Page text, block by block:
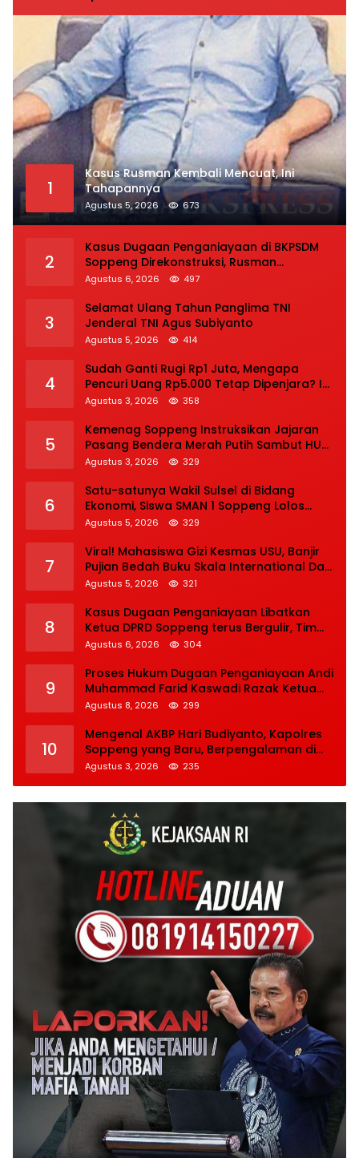
1
Kasus Rusman Kembali Mencuat, Ini
Tahapannya
Agustus 5, 2026 673
2
Kasus Dugaan Penganiayaan di BKPSDM
Soppeng Direkonstruksi, Rusman
Tegaskan Proses Hukum Terus Berjalan
Agustus 6, 2026 497
3
Selamat Ulang Tahun Panglima TNI
Jenderal TNI Agus Subiyanto
Agustus 5, 2026 414
4
Sudah Ganti Rugi Rp1 Juta, Mengapa
Pencuri Uang Rp5.000 Tetap Dipenjara? Ini
Pertimbangan Hakim
Agustus 3, 2026 358
5
Kemenag Soppeng Instruksikan Jajaran
Pasang Bendera Merah Putih Sambut HUT
Ke-81 RI
Agustus 3, 2026 329
6
Satu-satunya Wakil Sulsel di Bidang
Ekonomi, Siswa SMAN 1 Soppeng Lolos
Semifinal OSN Nasional 2026
Agustus 5, 2026 329
7
Viral! Mahasiswa Gizi Kesmas USU, Banjir
Pujian Bedah Buku Skala International Dari
70 Ribu Rupiah Referensi Akademik Dunia
Agustus 5, 2026 321
8
Kasus Dugaan Penganiayaan Libatkan
Ketua DPRD Soppeng terus Bergulir, Tim
INAFIS Polda Sulsel Gelar Rekonstruksi
Agustus 6, 2026 304
9
Proses Hukum Dugaan Penganiayaan Andi
Muhammad Farid Kaswadi Razak Ketua
DPRD Soppeng Fraksi Golkar Tetap
Agustus 8, 2026 299
10
Mengenal AKBP Hari Budiyanto, Kapolres
Soppeng yang Baru, Berpengalaman di
Bareskrim Polri
Agustus 3, 2026 235